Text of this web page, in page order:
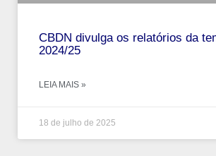
CBDN divulga os relatórios da
2024/25
LEIA MAIS »
18 de julho de 2025